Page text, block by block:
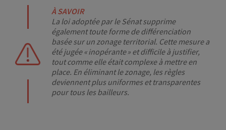
À SAVOIR
La loi adoptée par le Sénat supprime
également toute forme de différenciation
basée sur un zonage territorial. Cette mesure a
été jugée « inopérante » et difficile à justifier,
tout comme elle était complexe à mettre en
place. En éliminant le zonage, les règles
deviennent plus uniformes et transparentes
pour tous les bailleurs.